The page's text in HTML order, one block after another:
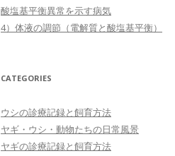
酸塩基平衡異常を示す病気
4）体液の調節（電解質と酸塩基平衡）
CATEGORIES
ウシの診療記録と飼育方法
ヤギ・ウシ・動物たちの日常風景
ヤギの診療記録と飼育方法